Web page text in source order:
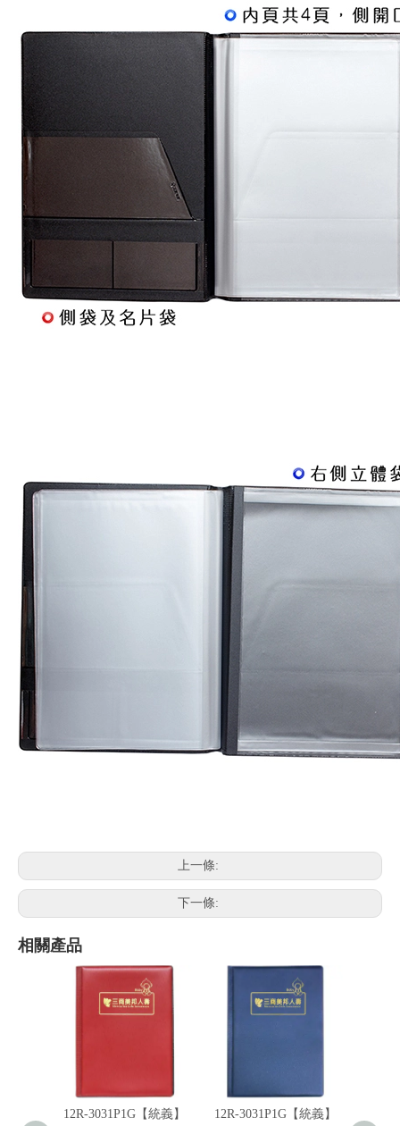
上一條:
下一條:
相關產品
12R-3031P1G【統義】
12R-3031P1G【統義】